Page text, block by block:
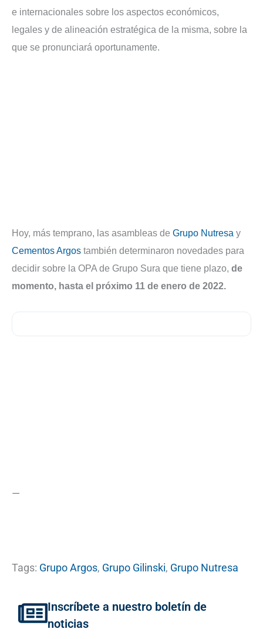
e internacionales sobre los aspectos económicos,
legales y de alineación estratégica de la misma, sobre la
que se pronunciará oportunamente.
Hoy, más temprano, las asambleas de Grupo Nutresa y
Cementos Argos también determinaron novedades para
decidir sobre la OPA de Grupo Sura que tiene plazo, de
momento, hasta el próximo 11 de enero de 2022.
—
Tags: Grupo Argos, Grupo Gilinski, Grupo Nutresa
Inscríbete a nuestro boletín de
noticias